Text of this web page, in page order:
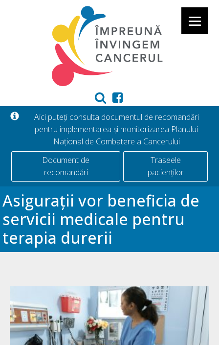
Aici puteți consulta documentul de recomandări
pentru implementarea și monitorizarea Planului
Național de Combatere a Cancerului
Document de
recomandări
Traseele
pacienților
Asigurații vor beneficia de
servicii medicale pentru
terapia durerii